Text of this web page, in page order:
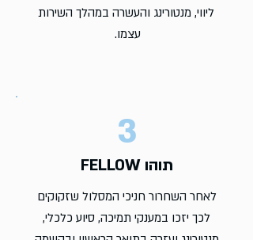
ליווי, מנטורינג והעשרה במהלך השירות
עצמו.
3
תוהו FELLOW
לאחר השחרור חניכי המסלול שזקוקים
לכך יזכו במענקי תמיכה, סיוע כלכלי,